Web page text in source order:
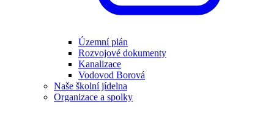
Územní plán
Rozvojové dokumenty
Kanalizace
Vodovod Borová
Naše školní jídelna
Organizace a spolky